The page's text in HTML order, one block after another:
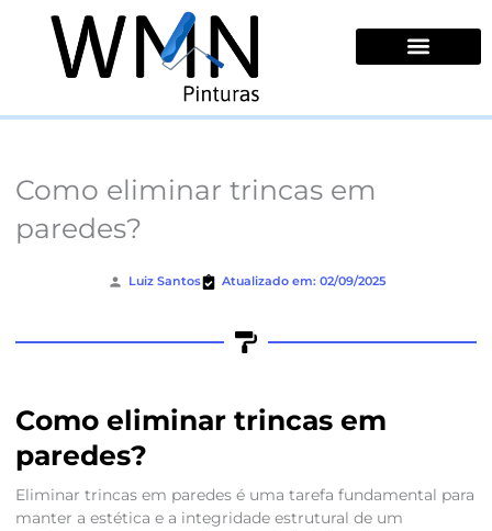
conteúdo
Como eliminar trincas em
paredes?
Luiz Santos Atualizado em: 02/09/2025
Como eliminar trincas em
paredes?
Eliminar trincas em paredes é uma tarefa fundamental para
manter a estética e a integridade estrutural de um